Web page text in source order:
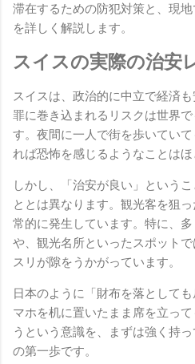
滞在するための防犯対策と、現
を詳しく解説します。
スイスの実際の治安
スイスは、政治的に中立で経済
罪に巻き込まれるリスクは世界
す。夜間に一人で街を歩いてい
れば恐怖を感じるようなことはほ
しかし、「治安が良い」という
ととは異なります。観光客を狙
常的に発生しています。特に、
や、観光名所といったスポット
スリが隙をうかがっています。
日本のように「財布を落として
マホを机に置いたまま席を立っ
うという意識を、まずは強く持
の第一歩です。